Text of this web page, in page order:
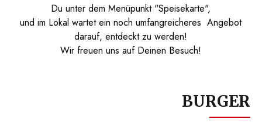
Du unter dem Menüpunkt "Speisekarte",
und im Lokal wartet ein noch umfangreicheres Angebot
darauf, entdeckt zu werden!
Wir freuen uns auf Deinen Besuch!
BURGER